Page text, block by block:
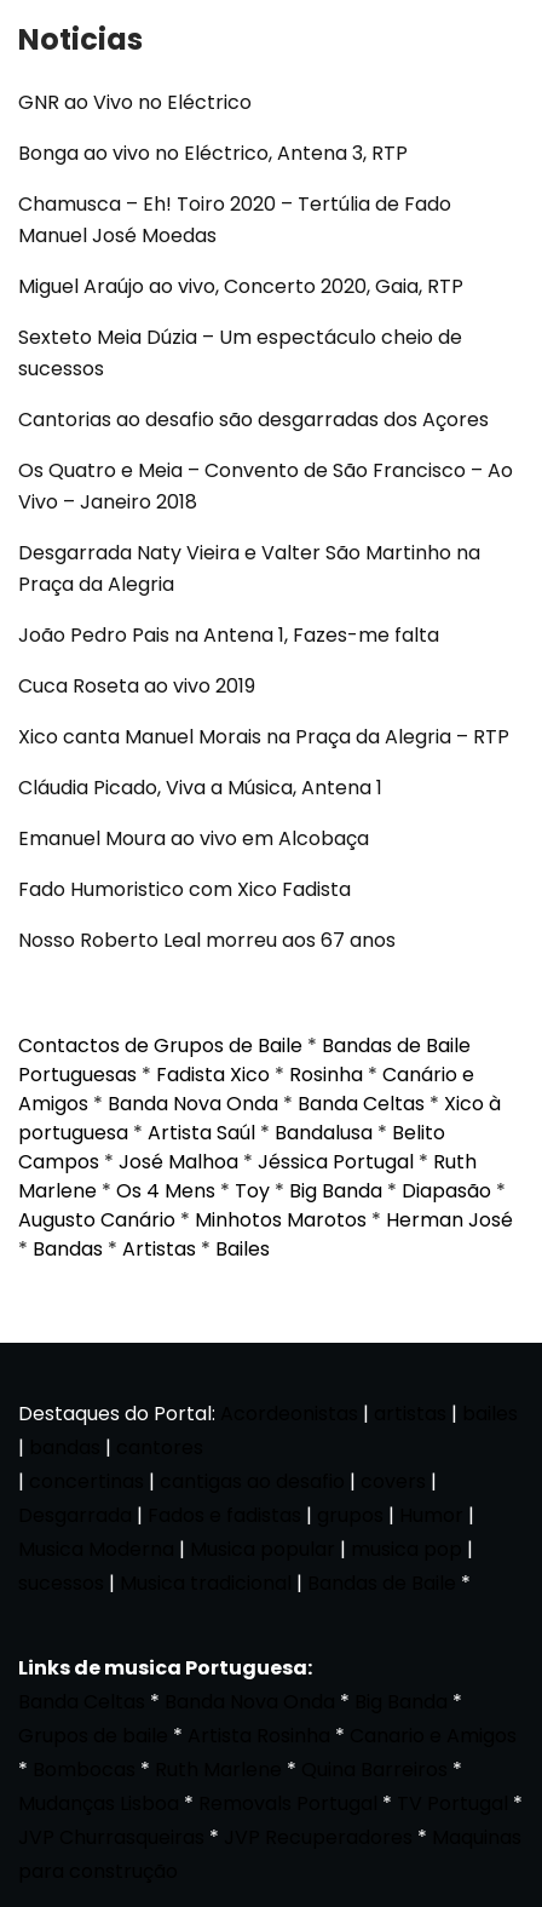
Noticias
GNR ao Vivo no Eléctrico
Bonga ao vivo no Eléctrico, Antena 3, RTP
Chamusca – Eh! Toiro 2020 – Tertúlia de Fado
Manuel José Moedas
Miguel Araújo ao vivo, Concerto 2020, Gaia, RTP
Sexteto Meia Dúzia – Um espectáculo cheio de
sucessos
Cantorias ao desafio são desgarradas dos Açores
Os Quatro e Meia – Convento de São Francisco – Ao
Vivo – Janeiro 2018
Desgarrada Naty Vieira e Valter São Martinho na
Praça da Alegria
João Pedro Pais na Antena 1, Fazes-me falta
Cuca Roseta ao vivo 2019
Xico canta Manuel Morais na Praça da Alegria – RTP
Cláudia Picado, Viva a Música, Antena 1
Emanuel Moura ao vivo em Alcobaça
Fado Humoristico com Xico Fadista
Nosso Roberto Leal morreu aos 67 anos
Contactos de Grupos de Baile * Bandas de Baile
Portuguesas * Fadista Xico * Rosinha * Canário e
Amigos * Banda Nova Onda * Banda Celtas * Xico à
portuguesa * Artista Saúl * Bandalusa * Belito
Campos * José Malhoa * Jéssica Portugal * Ruth
Marlene * Os 4 Mens * Toy * Big Banda * Diapasão *
Augusto Canário * Minhotos Marotos * Herman José
* Bandas * Artistas * Bailes
Destaques do Portal: | |
|
|
|
| |
|
| | |
|
| |
|
| | *
Links de musica Portuguesa:
* *
*
* *
*
* *
*
* *
*
* *